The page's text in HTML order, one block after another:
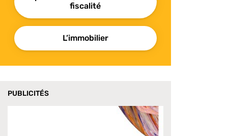
fiscalité
L’immobilier
PUBLICITÉS